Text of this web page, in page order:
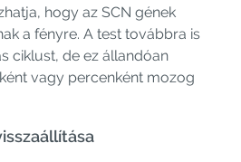
hogy az SCN gének
a fényre. A test továbbra is
ciklust, de ez állandóan
vagy percenként mozog